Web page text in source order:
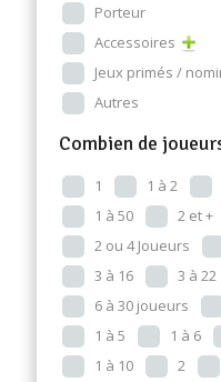
Porteur
Accessoires
Jeux primés /
Autres
Combien de
1 1 à 2
1 à 50
2 et +
2 ou 4 Joueurs
3 à 16
3 à 22
6 à 30 joueurs
1 à 5
1 à 6
1 à 10
2